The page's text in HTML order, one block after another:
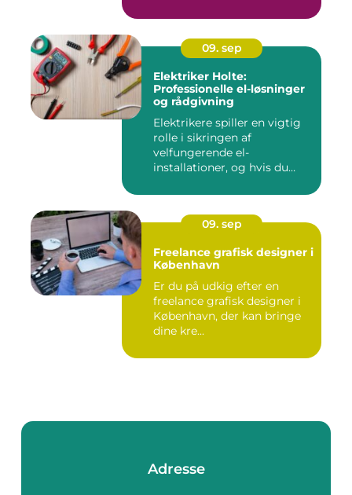
09. sep
Elektriker Holte:
Professionelle el-løsninger
og rådgivning
Elektrikere spiller en vigtig
rolle i sikringen af
velfungerende el-
installationer, og hvis du
09. sep
Freelance grafisk designer i
København
Er du på udkig efter en
freelance grafisk designer i
København, der kan bringe
dine kre...
Adresse